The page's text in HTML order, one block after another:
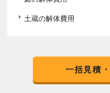
土蔵の解体費用
一括見積